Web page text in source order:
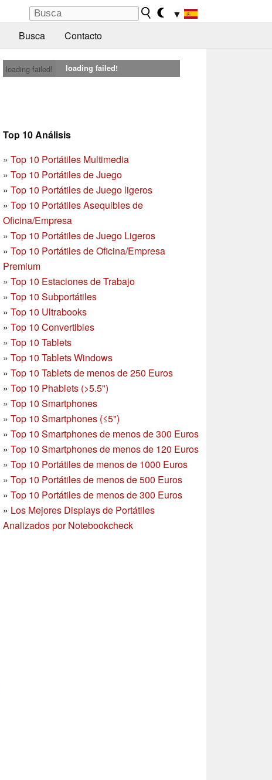
▼
Busca Contacto
loading failed! loading failed!
Top 10 Análisis
» Top 10 Portátiles Multimedia
» Top 10 Portátiles de Juego
» Top 10 Portátiles de Juego ligeros
» Top 10 Portátiles Asequibles de
Oficina/Empresa
» Top 10 Portátiles de Juego Ligeros
» Top 10 Portátiles de Oficina/Empresa
Premium
» Top 10 Estaciones de Trabajo
» Top 10 Subportátiles
» Top 10 Ultrabooks
» Top 10 Convertibles
» Top 10 Tablets
» Top 10 Tablets Windows
» Top 10 Tablets de menos de 250 Euros
» Top 10 Phablets (>5.5")
» Top 10 Smartphones
» Top 10 Smartphones (≤5")
» Top 10 Smartphones de menos de 300 Euros
» Top 10 Smartphonesde menos de 120 Euros
» Top 10 Portátiles de menos de 1000 Euros
» Top 10 Portátiles de menos de 500 Euros
» Top 10 Portátiles de menos de 300 Euros
» Los Mejores Displays de Portátiles
Analizados por Notebookcheck